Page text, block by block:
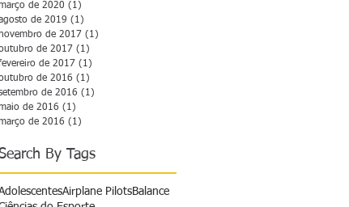
de 2020 (1)
de 2019 (1)
de 2017 (1)
de 2017 (1)
de 2017 (1)
de 2016 (1)
de 2016 (1)
de 2016 (1)
de 2016 (1)
By Tags
Airplane PilotsBalance